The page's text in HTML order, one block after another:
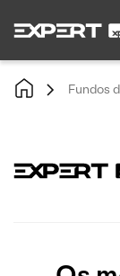
Fundos